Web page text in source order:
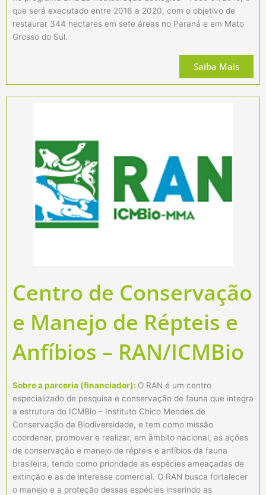
que será executado entre 2016 a 2020, com o objetivo de
restaurar 344 hectares em sete áreas no Paraná e em Mato
Grosso do Sul.
Saiba Mais
Centro de Conservação
e Manejo de Répteis e
Anfíbios – RAN/ICMBio
Sobre a parceria (financiador): O RAN é um centro
especializado de pesquisa e conservação de fauna que integra
a estrutura do ICMBio – Instituto Chico Mendes de
Conservação da Biodiversidade, e tem como missão
coordenar, promover e realizar, em âmbito nacional, as ações
de conservação e manejo de répteis e anfíbios da fauna
brasileira, tendo como prioridade as espécies ameaçadas de
extinção e as de interesse comercial. O RAN busca fortalecer
o manejo e a proteção dessas espécies inserindo as